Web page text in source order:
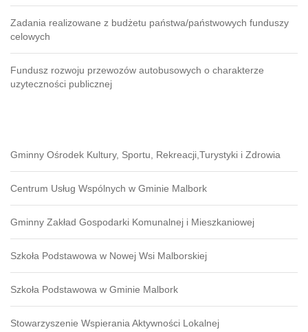
Zadania realizowane z budżetu państwa/państwowych funduszy
celowych
Fundusz rozwoju przewozów autobusowych o charakterze
uzyteczności publicznej
Gminny Ośrodek Kultury, Sportu, Rekreacji,Turystyki i Zdrowia
Centrum Usług Wspólnych w Gminie Malbork
Gminny Zakład Gospodarki Komunalnej i Mieszkaniowej
Szkoła Podstawowa w Nowej Wsi Malborskiej
Szkoła Podstawowa w Gminie Malbork
Stowarzyszenie Wspierania Aktywności Lokalnej